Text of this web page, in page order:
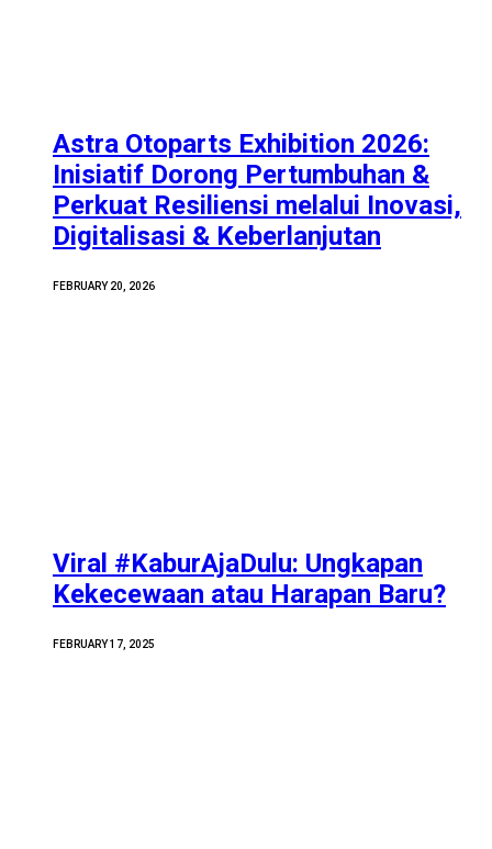
Astra Otoparts Exhibition 2026:
Inisiatif Dorong Pertumbuhan &
Perkuat Resiliensi melalui Inovasi,
Digitalisasi & Keberlanjutan
FEBRUARY 20, 2026
Viral #KaburAjaDulu: Ungkapan
Kekecewaan atau Harapan Baru?
FEBRUARY 17, 2025